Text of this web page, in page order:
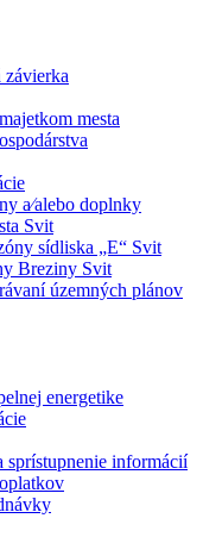
mesta
a⁄alebo doplnky
Svit
sídliska „E“ Svit
Breziny Svit
územných plánov
energetike
sprístupnenie informácií